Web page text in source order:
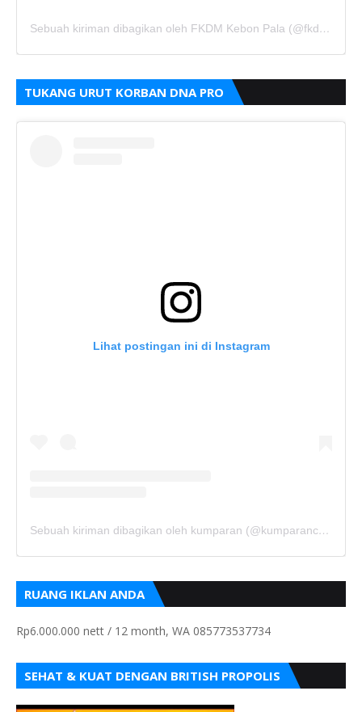
Sebuah kiriman dibagikan oleh FKDM Kebon Pala (@fkdm_kebonpala)
TUKANG URUT KORBAN DNA PRO
Lihat postingan ini di Instagram
Sebuah kiriman dibagikan oleh kumparan (@kumparancom)
RUANG IKLAN ANDA
Rp6.000.000 nett / 12 month, WA 085773537734
SEHAT & KUAT DENGAN BRITISH PROPOLIS